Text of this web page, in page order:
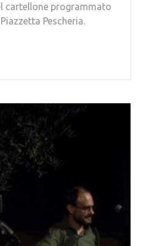
cartellone programmato
Pescheria.